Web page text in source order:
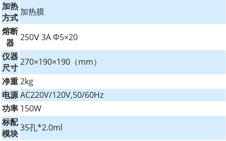
加热
方式
加热膜
熔断
器 250Ⅴ 3A Φ5×20
仪器
尺寸
270×190×190（mm）
净重 2kg
电源 AC220V/120V,50/60Hz
功率 150W
标配
模块
35孔*2.0ml